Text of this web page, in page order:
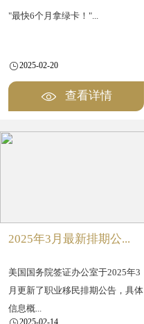
"最快6个月拿绿卡！"...
2025-02-20
 查看详情
2025年3月最新排期公...
美国国务院签证办公室于2025年3
月更新了职业移民排期公告，具体
信息概...
2025-02-14